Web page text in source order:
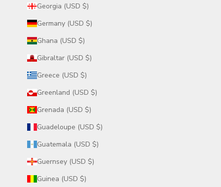
Georgia (USD $)
Germany (USD $)
Ghana (USD $)
Gibraltar (USD $)
Greece (USD $)
Greenland (USD $)
Grenada (USD $)
Guadeloupe (USD $)
Guatemala (USD $)
Guernsey (USD $)
Guinea (USD $)